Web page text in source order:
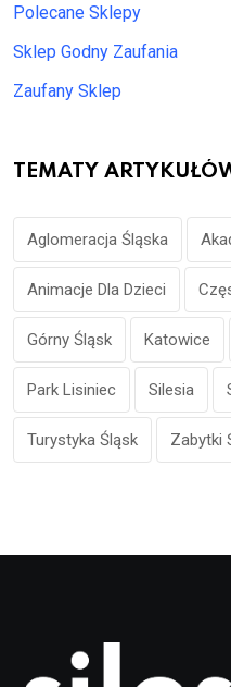
Polecane Sklepy
Sklep Godny Zaufania
Zaufany Sklep
TEMATY
Aglomeracja Śląska
Animacje Dla Dzieci
Górny Śląsk Katowice
Park Lisiniec Silesia
Turystyka Śląsk Zabytki